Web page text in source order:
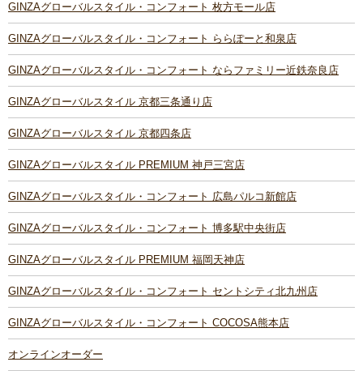
GINZAグローバルスタイル・コンフォート 枚方モール店
GINZAグローバルスタイル・コンフォート ららぽーと和泉店
GINZAグローバルスタイル・コンフォート ならファミリー近鉄奈良店
GINZAグローバルスタイル 京都三条通り店
GINZAグローバルスタイル 京都四条店
GINZAグローバルスタイル PREMIUM 神戸三宮店
GINZAグローバルスタイル・コンフォート 広島パルコ新館店
GINZAグローバルスタイル・コンフォート 博多駅中央街店
GINZAグローバルスタイル PREMIUM 福岡天神店
GINZAグローバルスタイル・コンフォート セントシティ北九州店
GINZAグローバルスタイル・コンフォート COCOSA熊本店
オンラインオーダー